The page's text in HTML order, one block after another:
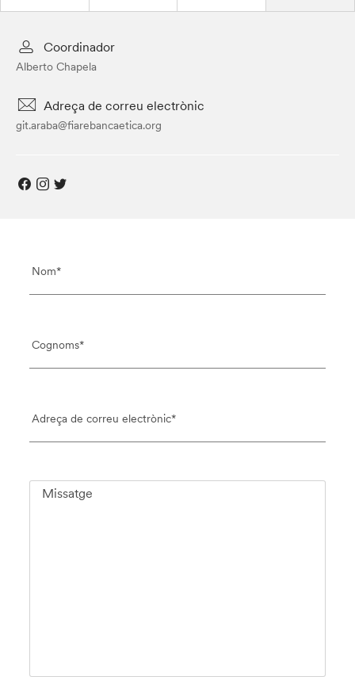
Coordinador
Alberto Chapela
Adreça de correu electrònic
git.araba@fiarebancaetica.org